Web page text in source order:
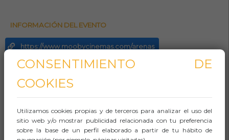
INFORMACIÓN DEL EVENTO
https://www.moobycinemas.com/arenas
902424243
Whasapp
Aforo:
Lugar (sitio llamado comúnmente)
CONSENTIMIENTO DE
COOKIES
Utilizamos cookies propias y de terceros para analizar el uso del
sitio web y/o mostrar publicidad relacionada con tu preferencia
sobre la base de un perfil elaborado a partir de tu hábito de